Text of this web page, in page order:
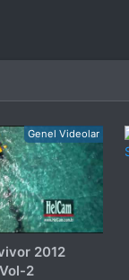
Genel Videolar
2012
2